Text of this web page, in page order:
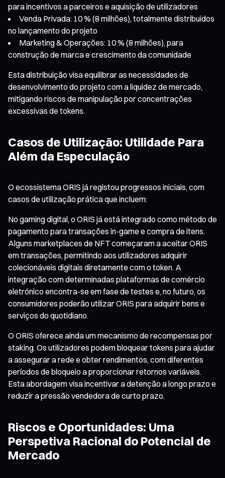
para incentivos a parceiros e aquisição de utilizadores
Venda Privada: 10 % (8 milhões), totalmente distribuídos
no lançamento do projeto
Marketing & Operações: 10 % (8 milhões), para
construção de marca e crescimento da comunidade
Esta distribuição visa equilibrar as necessidades de
desenvolvimento do projeto com a liquidez de mercado,
mitigando riscos de manipulação por concentrações
excessivas de tokens.
Casos de Utilização: Utilidade Para
Além da Especulação
O ecossistema ORIS já registou progressos iniciais, com
casos de utilização prática que incluem:
No gaming digital, o ORIS já está integrado como método de
pagamento para transações in-game e compra de itens.
Alguns marketplaces de NFT começaram a aceitar ORIS
em transações, permitindo aos utilizadores adquirir
colecionáveis digitais diretamente com o token. A
integração com determinadas plataformas de comércio
eletrónico encontra-se em fase de testes e, no futuro, os
consumidores poderão utilizar ORIS para adquirir bens e
serviços do quotidiano.
O ORIS oferece ainda um mecanismo de recompensas por
staking. Os utilizadores podem bloquear tokens para ajudar
a assegurar a rede e obter rendimentos, com diferentes
períodos de bloqueio a proporcionar retornos variáveis.
Esta abordagem visa incentivar a detenção a longo prazo e
reduzir a pressão vendedora de curto prazo.
Riscos e Oportunidades: Uma
Perspetiva Racional do Potencial de
Mercado